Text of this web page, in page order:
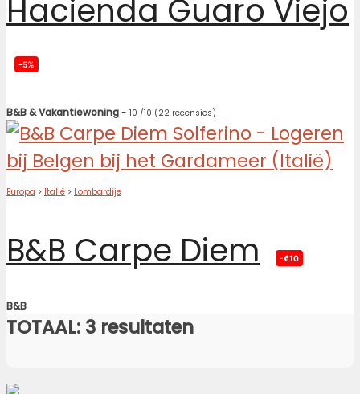
Hacienda Guaro Viejo
-5%
B&B & Vakantiewoning- 10 /10 (22 recensies)
Europa > Italië > Lombardije
B&B Carpe Diem -€10
B&B
TOTAAL: 3 resultaten